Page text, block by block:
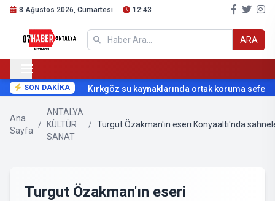
8 Ağustos 2026, Cumartesi 12:43
ARA
SON DAKİKA Kırkgöz su kaynaklarında ortak koruma
Ana
Sayfa
/
ANTALYA
KÜLTÜR
SANAT
/ Turgut Özakman'ın eseri Konyaaltı'nda
Turgut Özakman'ın eseri